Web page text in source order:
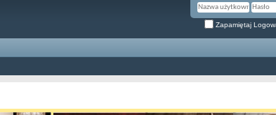
Zapamiętaj